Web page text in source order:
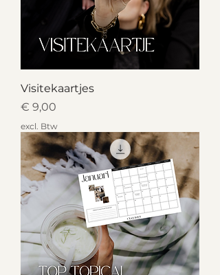
Visitekaartjes
Prijs
€ 9,00
excl. Btw